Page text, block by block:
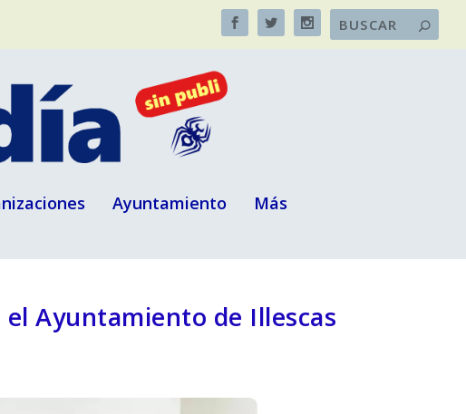
Ayuntamiento Más
Ayuntamiento de Illescas